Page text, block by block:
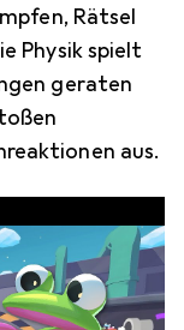
Rätsel
Physik spielt
geraten
aus.